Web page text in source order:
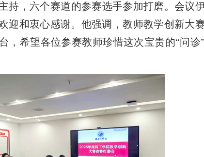
持 ，六个赛道的参赛选手参加打磨。会议
迎和衷心感谢。他强调，教师教学创新大
，希望各位参赛教师珍惜这次宝贵的“问